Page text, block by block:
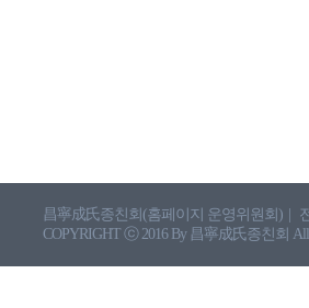
昌寧成氏종친회(홈페이지 운영위원회)
COPYRIGHT ⓒ 2016 By 昌寧成氏종친회 All